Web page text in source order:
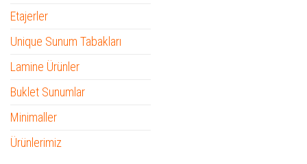
Etajerler
Unique Sunum Tabakları
Lamine Ürünler
Buklet Sunumlar
Minimaller
Ürünlerimiz